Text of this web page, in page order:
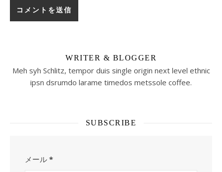
WRITER & BLOGGER
Meh syh Schlitz, tempor duis single origin next level ethnic
ipsn dsrumdo larame timedos metssole coffee.
SUBSCRIBE
メール *